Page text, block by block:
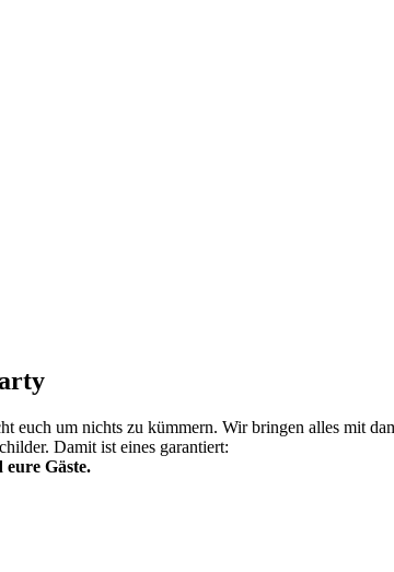
euch um nichts zu kümmern. Wir bringen alles mit
Damit ist eines garantiert:
Gäste.